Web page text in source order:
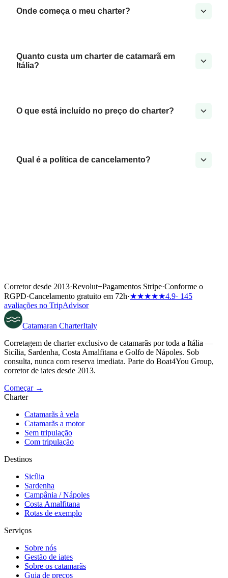
Onde começa o meu charter?
Quanto custa um charter de catamarã em
Itália?
O que está incluído no preço do charter?
Qual é a política de cancelamento?
Corretor desde 2013·Revolut+Pagamentos Stripe·Conforme o
RGPD·Cancelamento gratuito em 72h·★★★★★4.9· 145
avaliações no TripAdvisor
Catamaran CharterItaly
Corretagem de charter exclusivo de catamarãs por toda a Itália —
Sicília, Sardenha, Costa Amalfitana e Golfo de Nápoles. Sob
consulta, nunca com reserva imediata. Parte do Boat4You Group,
corretor de iates desde 2013.
Começar →
Charter
Catamarãs à vela
Catamarãs a motor
Sem tripulação
Com tripulação
Destinos
Sicília
Sardenha
Campânia / Nápoles
Costa Amalfitana
Rotas de exemplo
Serviços
Sobre nós
Gestão de iates
Sobre os catamarãs
Guia de preços